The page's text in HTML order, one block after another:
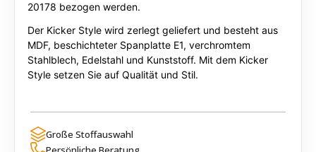
20178 bezogen werden.
Der Kicker Style wird zerlegt geliefert und besteht aus
MDF, beschichteter Spanplatte E1, verchromtem
Stahlblech, Edelstahl und Kunststoff. Mit dem Kicker
Style setzen Sie auf Qualität und Stil.
Große Stoffauswahl